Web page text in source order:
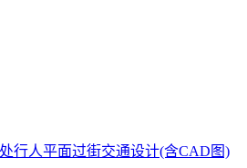
行人平面过街交通设计(含CAD图)